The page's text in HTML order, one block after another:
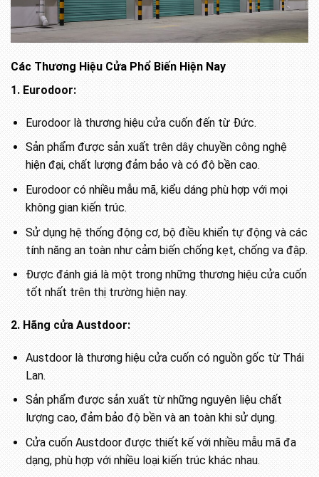
Các Thương Hiệu Cửa Phổ Biến Hiện Nay
1. Eurodoor:
Eurodoor là thương hiệu cửa cuốn đến từ Đức.
Sản phẩm được sản xuất trên dây chuyền công nghệ
hiện đại, chất lượng đảm bảo và có độ bền cao.
Eurodoor có nhiều mẫu mã, kiểu dáng phù hợp với mọi
không gian kiến trúc.
Sử dụng hệ thống động cơ, bộ điều khiển tự động và các
tính năng an toàn như cảm biến chống kẹt, chống va đập.
Được đánh giá là một trong những thương hiệu cửa cuốn
tốt nhất trên thị trường hiện nay.
2. Hãng cửa Austdoor:
Austdoor là thương hiệu cửa cuốn có nguồn gốc từ Thái
Lan.
Sản phẩm được sản xuất từ những nguyên liệu chất
lượng cao, đảm bảo độ bền và an toàn khi sử dụng.
Cửa cuốn Austdoor được thiết kế với nhiều mẫu mã đa
dạng, phù hợp với nhiều loại kiến trúc khác nhau.